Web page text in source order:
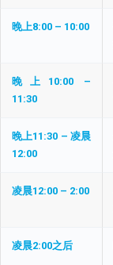
晚上8:00 – 10:00
晚上10:00 –
11:30
晚上11:30 – 凌晨
12:00
凌晨12:00 – 2:00
凌晨2:00之后